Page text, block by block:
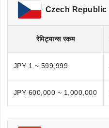
Czech Republic
रेमिट्यान्स रकम
JPY 1 ~ 599,999
JPY 600,000 ~ 1,000,000